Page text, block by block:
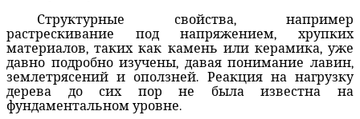
Структурные свойства, например
растрескивание под напряжением, хрупких
материалов, таких как камень или керамика, уже
давно подробно изучены, давая понимание лавин,
землетрясений и оползней. Реакция на нагрузку
дерева до сих пор не была известна на
фундаментальном уровне.